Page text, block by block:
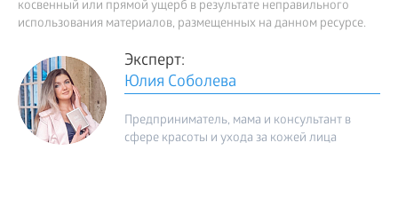
косвенный или прямой ущерб в результате неправильного
использования материалов, размещенных на данном ресурсе.
Эксперт:
Юлия Соболева
Предприниматель, мама и консультант в
сфере красоты и ухода за кожей лица